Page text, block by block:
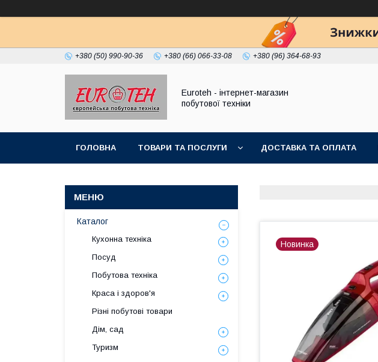
+380 (50) 990-90-36 +380 (66) 066-33-08 +380 (96) 364-68-93
Euroteh - інтернет-магазин
побутової техніки
ГОЛОВНА ТОВАРИ ТА ПОСЛУГИ ДОСТАВКА ТА ОПЛАТА
Новинка
Каталог
Кухонна техніка
Посуд
Побутова техніка
Краса і здоров'я
Різні побутові товари
Дім, сад
Туризм